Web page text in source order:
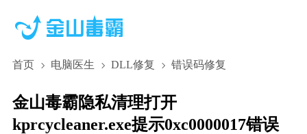
首页 电脑医生 DLL修复 错误码修复
金山毒霸隐私清理打开
kprcycleaner.exe提示0xc0000017错误